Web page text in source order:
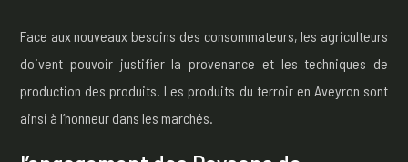
Face aux nouveaux besoins des consommateurs, les agriculteurs
doivent pouvoir justifier la provenance et les techniques de
production des produits. Les produits du terroir en Aveyron sont
ainsi à l’honneur dans les marchés.